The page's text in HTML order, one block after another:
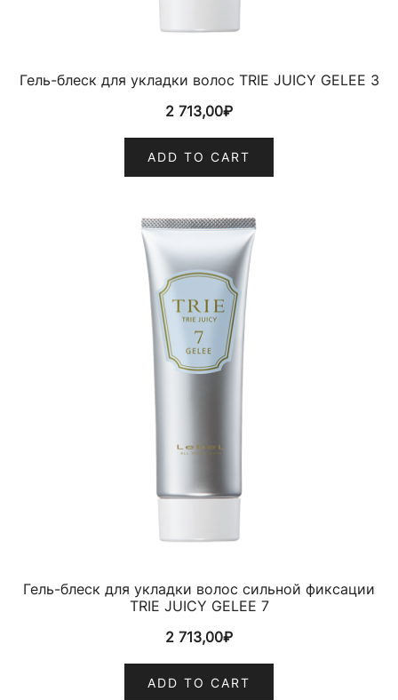
Гель-блеск для укладки волос TRIE JUICY GELEE 3
2 713,00₽
ADD TO CART
Гель-блеск для укладки волос сильной фиксации
TRIE JUICY GELEE 7
2 713,00₽
ADD TO CART